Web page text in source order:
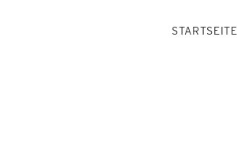
STARTSEITE